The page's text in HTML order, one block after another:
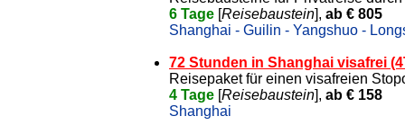
6 Tage [Reisebaustein], ab € 805
Shanghai - Guilin - Yangshuo -
72 Stunden in Shanghai visafrei
Reisepaket für einen visafreien
4 Tage [Reisebaustein], ab € 158
Shanghai